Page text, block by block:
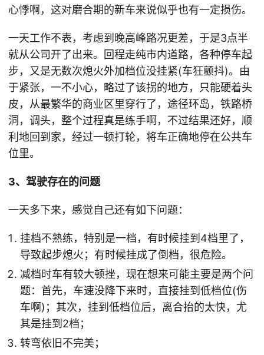
心悸啊，这对磨合期的新车来说似乎也有一定损伤。
一天工作不表，考虑到晚高峰路况更差，于是3点半
就从公司开了出来。回程走纯市内道路，各种停车起
步，又是无数次熄火外加档位没挂紧(车狂颤抖)。由
于紧张，一不小心，略过了该拐的地方，只能硬着头
皮，从最繁华的商业区里穿行了，途径环岛，铁路桥
洞，调头，整个过程真是练手啊，不过结果还好，顺
利地回到家，经过一顿打轮，将车正确地停在公共车
位里。
3、驾驶存在的问题
一天多下来，感觉自己还有如下问题：
挂档不熟练，特别是一档，有时候挂到4档里了，
导致起步熄火；有时候挂成了倒档，很危险。
减档时车有较大顿挫，现在想来可能主要是两个问
题：首先，车速没降下来时，直接挂到低档位(伤
车啊)；其次，挂到低档位后，离合抬的太快，尤
其是挂到2档；
转弯依旧不完美；